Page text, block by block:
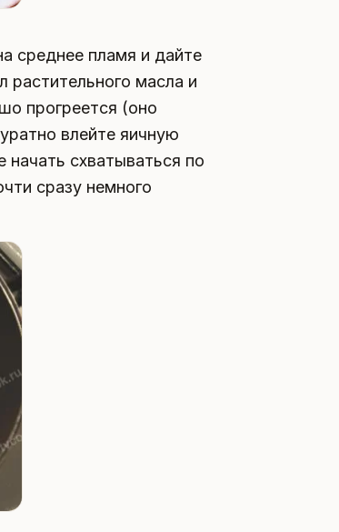
среднее пламя и дайте
растительного масла и
прогреется (оно
влейте яичную
схватываться по
сразу немного